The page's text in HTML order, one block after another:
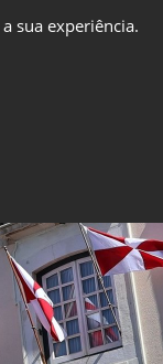
sua experiência.